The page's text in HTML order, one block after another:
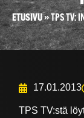
ETUSIVU»TPS TV:
17.01.2013
TPS TV:stä